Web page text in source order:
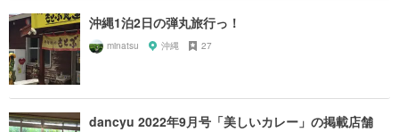
沖縄1泊2日の弾丸旅行っ！
minatsu 沖縄 27
dancyu 2022年9月号「美しいカレー」の掲載店舗